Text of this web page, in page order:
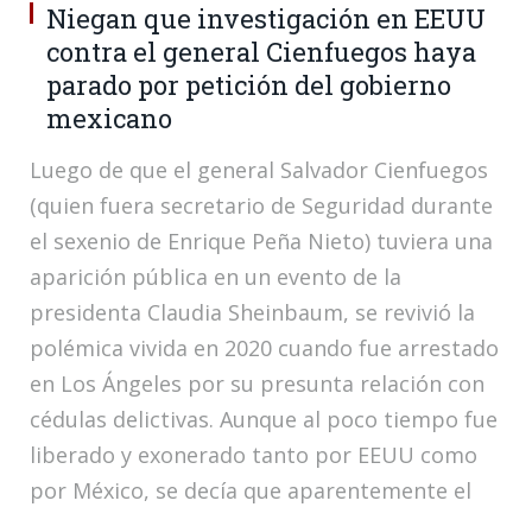
Niegan que investigación en EEUU
contra el general Cienfuegos haya
parado por petición del gobierno
mexicano
Luego de que el general Salvador Cienfuegos
(quien fuera secretario de Seguridad durante
el sexenio de Enrique Peña Nieto) tuviera una
aparición pública en un evento de la
presidenta Claudia Sheinbaum, se revivió la
polémica vivida en 2020 cuando fue arrestado
en Los Ángeles por su presunta relación con
cédulas delictivas. Aunque al poco tiempo fue
liberado y exonerado tanto por EEUU como
por México, se decía que aparentemente el